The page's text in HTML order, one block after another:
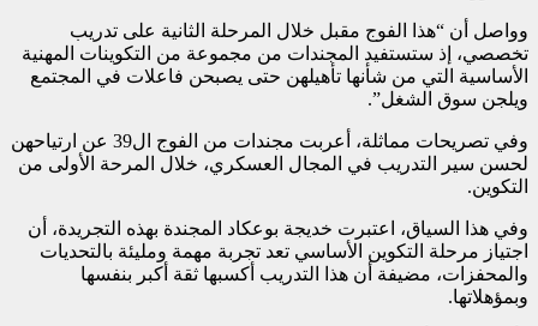
وواصل أن “هذا الفوج مقبل خلال المرحلة الثانية على تدريب
تخصصي، إذ ستستفيد المجندات من مجموعة من التكوينات المهنية
الأساسية التي من شأنها تأهيلهن حتى يصبحن فاعلات في المجتمع
ويلجن سوق الشغل”.
وفي تصريحات مماثلة، أعربت مجندات من الفوج ال39 عن ارتياحهن
لحسن سير التدريب في المجال العسكري، خلال المرحة الأولى من
التكوين.
وفي هذا السياق، اعتبرت خديجة بوعكاد المجندة بهذه التجريدة، أن
اجتياز مرحلة التكوين الأساسي تعد تجربة مهمة ومليئة بالتحديات
والمحفزات، مضيفة أن هذا التدريب أكسبها ثقة أكبر بنفسها
وبمؤهلاتها.